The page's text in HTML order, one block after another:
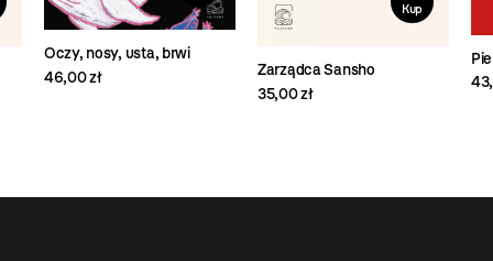
Oczy, nosy, usta, brwi
46,00 zł
Kup
Zarządca Sansho
35,00 zł